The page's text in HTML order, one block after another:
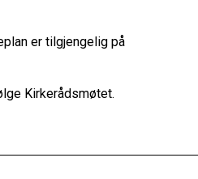
er tilgjengelig på
Kirkerådsmøtet.